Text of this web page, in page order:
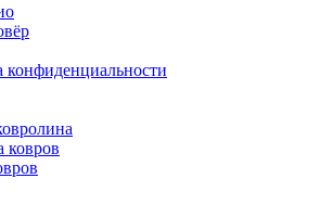
конфиденциальности
ковров